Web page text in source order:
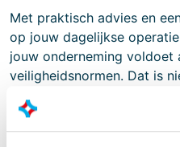
Met praktisch advies en
op jouw dagelijkse
jouw onderneming voldoet
veiligheidsnormen. Dat is
processen in jouw bedrijf,
doordraaien van de